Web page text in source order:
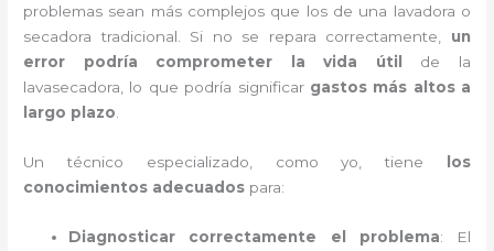
problemas sean más complejos que los de una lavadora o
secadora tradicional. Si no se repara correctamente, un
error podría comprometer la vida útil
de la
lavasecadora, lo que podría significar gastos más altos a
largo plazo
Un técnico especializado, como yo, tiene
los
conocimientos adecuados para:
Diagnosticar correctamente el problema: El